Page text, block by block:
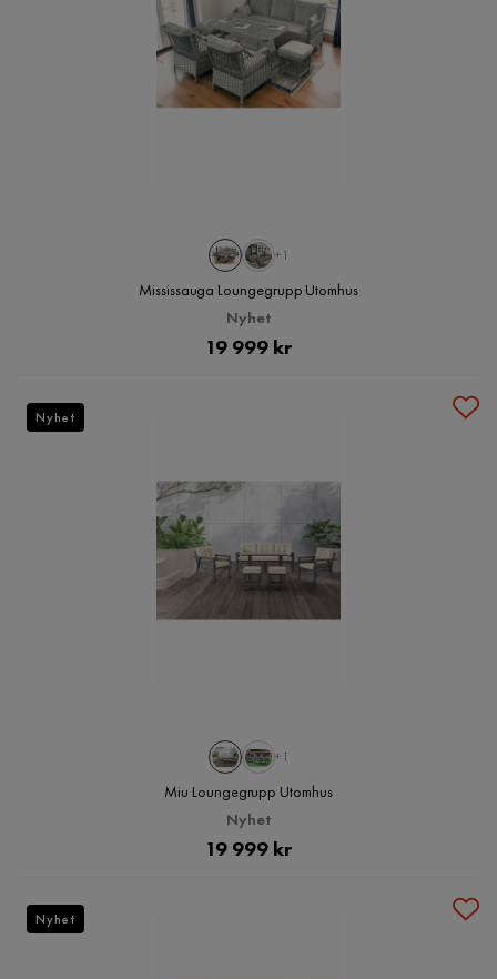
+1
Mississauga Loungegrupp Utomhus
Nyhet
Pris
19 999 kr
+1
Miu Loungegrupp Utomhus
Nyhet
Pris
19 999 kr
Nyhet
Nyhet